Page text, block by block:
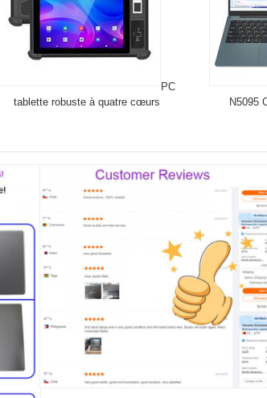
PC
tablette robuste à quatre cœurs
N5095